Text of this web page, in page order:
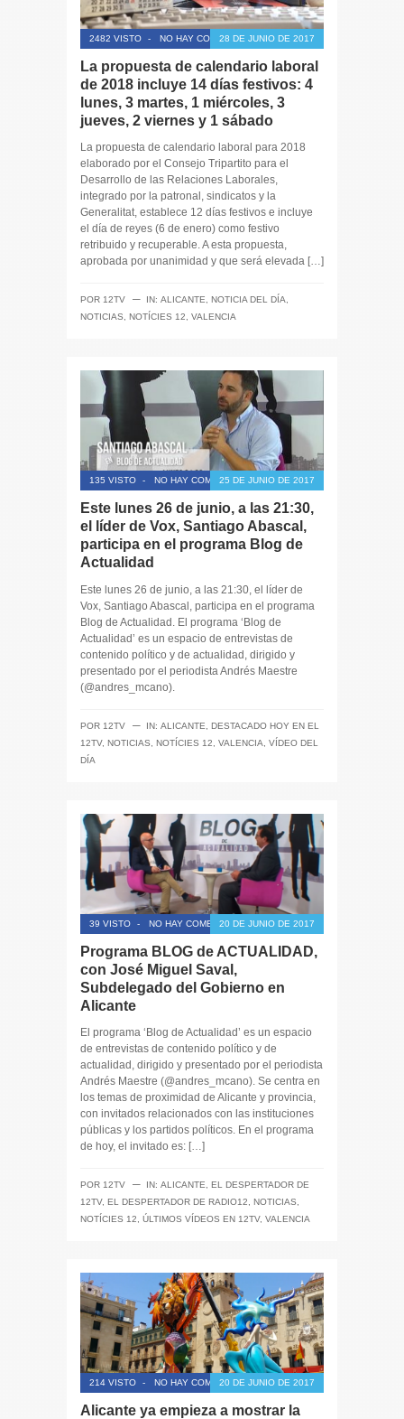
2482 VISTO - NO HAY COMENTARIOS28 DE JUNIO DE 2017
La propuesta de calendario laboral
de 2018 incluye 14 días festivos: 4
lunes, 3 martes, 1 miércoles, 3
jueves, 2 viernes y 1 sábado
La propuesta de calendario laboral para 2018
elaborado por el Consejo Tripartito para el
Desarrollo de las Relaciones Laborales,
integrado por la patronal, sindicatos y la
Generalitat, establece 12 días festivos e incluye
el día de reyes (6 de enero) como festivo
retribuido y recuperable. A esta propuesta,
aprobada por unanimidad y que será elevada […]
POR 12TV ─ IN: ALICANTE, NOTICIA DEL DÍA,
NOTICIAS, NOTÍCIES 12, VALENCIA
135 VISTO - NO HAY COMENTARIOS25 DE JUNIO DE 2017
Este lunes 26 de junio, a las 21:30,
el líder de Vox, Santiago Abascal,
participa en el programa Blog de
Actualidad
Este lunes 26 de junio, a las 21:30, el líder de
Vox, Santiago Abascal, participa en el programa
Blog de Actualidad. El programa ‘Blog de
Actualidad’ es un espacio de entrevistas de
contenido político y de actualidad, dirigido y
presentado por el periodista Andrés Maestre
(@andres_mcano).
POR 12TV ─ IN: ALICANTE
DESTACADO HOY EN EL
12TV, NOTICIAS NOTÍCIES 12 VALENCIA
VÍDEO DEL
DÍA
39 VISTO - NO HAY COMENTARIOS20 DE JUNIO DE 2017
Programa BLOG de ACTUALIDAD,
con José Miguel Saval,
Subdelegado del Gobierno en
Alicante
El programa ‘Blog de Actualidad’ es un espacio
de entrevistas de contenido político y de
actualidad, dirigido y presentado por el periodista
Andrés Maestre (@andres_mcano). Se centra en
los temas de proximidad de Alicante y provincia,
con invitados relacionados con las instituciones
públicas y los partidos políticos. En el programa
de hoy, el invitado es: […]
POR 12TV ─ IN: ALICANTE
EL DESPERTADOR DE
12TV, EL DESPERTADOR DE RADIO12 NOTICIAS
NOTÍCIES 12
ÚLTIMOS VÍDEOS EN 12TV, VALENCIA
214 VISTO - NO HAY COMENTARIOS20 DE JUNIO DE 2017
Alicante ya empieza a mostrar la